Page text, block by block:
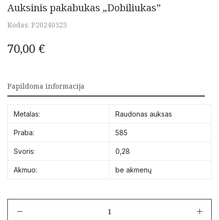
Auksinis pakabukas „Dobiliukas”
Kodas: P20240523
70,00 €
Papildoma informacija
Metalas: Raudonas auksas
Praba: 585
Svoris: 0,28
Akmuo: be akmenų